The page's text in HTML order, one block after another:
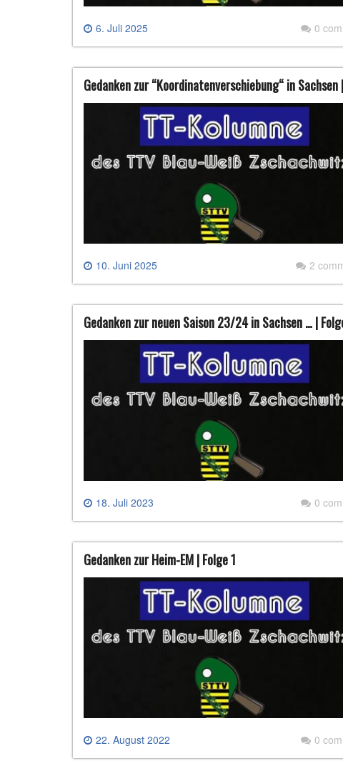
6. Juli 2025 0
Gedanken zur “Koordinatenverschiebung“ in Sachsen
10. Juni 2025 2
Gedanken zur neuen Saison 23/24 in Sachsen … |
18. Juli 2023 0
Gedanken zur Heim-EM | Folge 1
22. August 2022 0